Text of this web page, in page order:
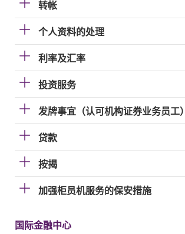
转帐
个人资料的处理
利率及汇率
投资服务
发牌事宜（认可机构证券业务员工）
贷款
按揭
加强柜员机服务的保安措施
国际金融中心